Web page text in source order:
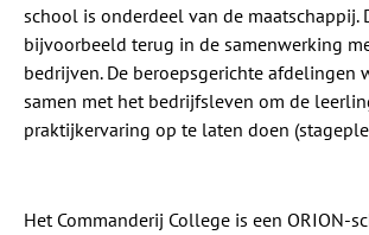
school is onderdeel van de maatschappij.
bijvoorbeeld terug in de samenwerking
bedrijven. De beroepsgerichte afdelingen
samen met het bedrijfsleven om de
praktijkervaring op te laten doen
Het Commanderij College is een ORION-